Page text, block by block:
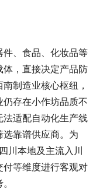
件、食品、化妆品等
，直接决定产品防
制造业核心枢纽，
存在小作坊品质不
适配自动化生产线
靠谱供应商。为
川本地及主流入川
等维度进行客观对